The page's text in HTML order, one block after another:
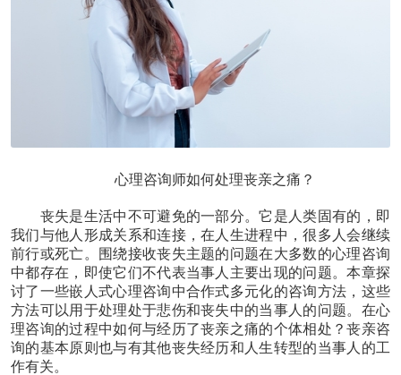
心理咨询师如何处理丧亲之痛？
丧失是生活中不可避免的一部分。它是人类固有的，即
我们与他人形成关系和连接，在人生进程中，很多人会继续
前行或死亡。围绕接收丧失主题的问题在大多数的心理咨询
中都存在，即使它们不代表当事人主要出现的问题。本章探
讨了一些嵌人式心理咨询中合作式多元化的咨询方法，这些
方法可以用于处理处于悲伤和丧失中的当事人的问题。在心
理咨询的过程中如何与经历了丧亲之痛的个体相处？丧亲咨
询的基本原则也与有其他丧失经历和人生转型的当事人的工
作有关。